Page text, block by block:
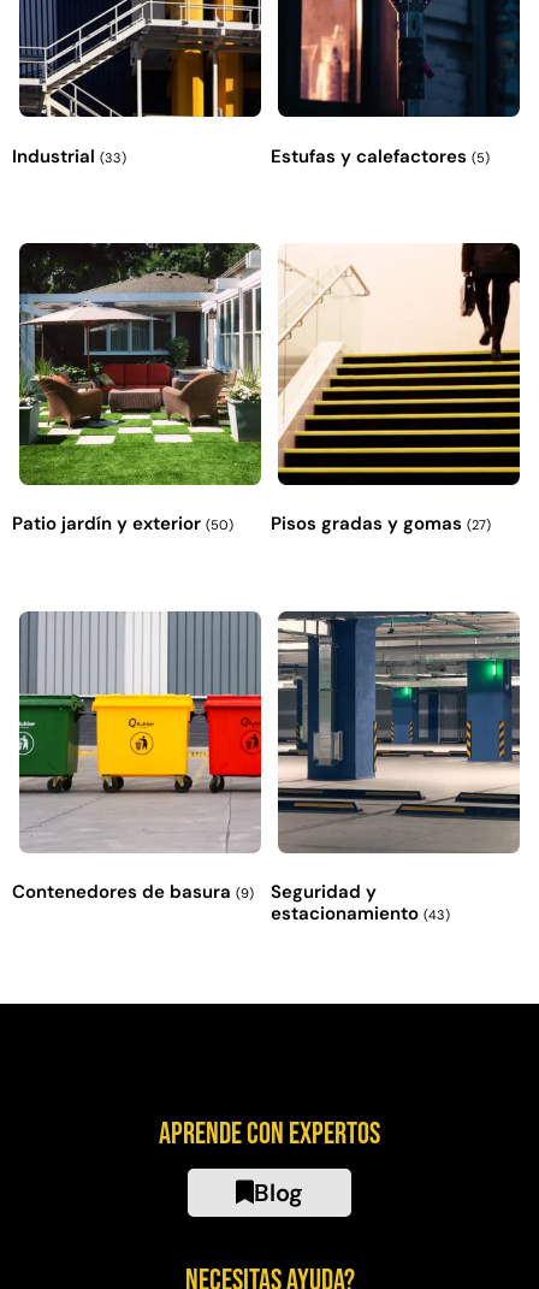
Industrial (33) Estufas y calefactores (5)
Patio jardín y exterior (50) Pisos gradas y gomas (27)
Contenedores de basura (9)
Seguridad y
estacionamiento (43)
Aprende con expertos
Blog
Necesitas ayuda?